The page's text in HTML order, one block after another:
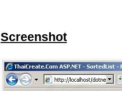
Screenshot